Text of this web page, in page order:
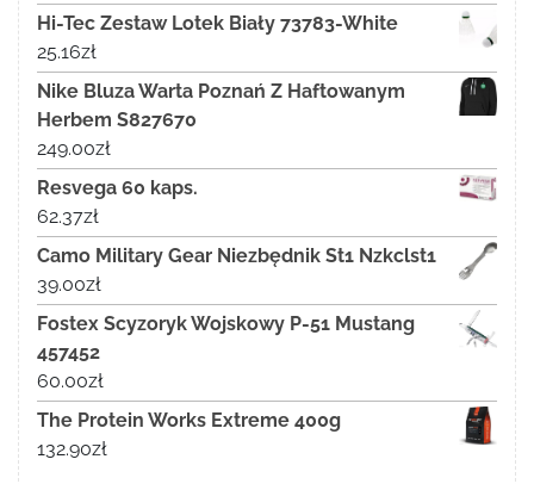
Hi-Tec Zestaw Lotek Biały 73783-White
25.16zł
Nike Bluza Warta Poznań Z Haftowanym
Herbem S827670
249.00zł
Resvega 60 kaps.
62.37zł
Camo Military Gear Niezbędnik St1 Nzkclst1
39.00zł
Fostex Scyzoryk Wojskowy P-51 Mustang
457452
60.00zł
The Protein Works Extreme 400g
132.90zł